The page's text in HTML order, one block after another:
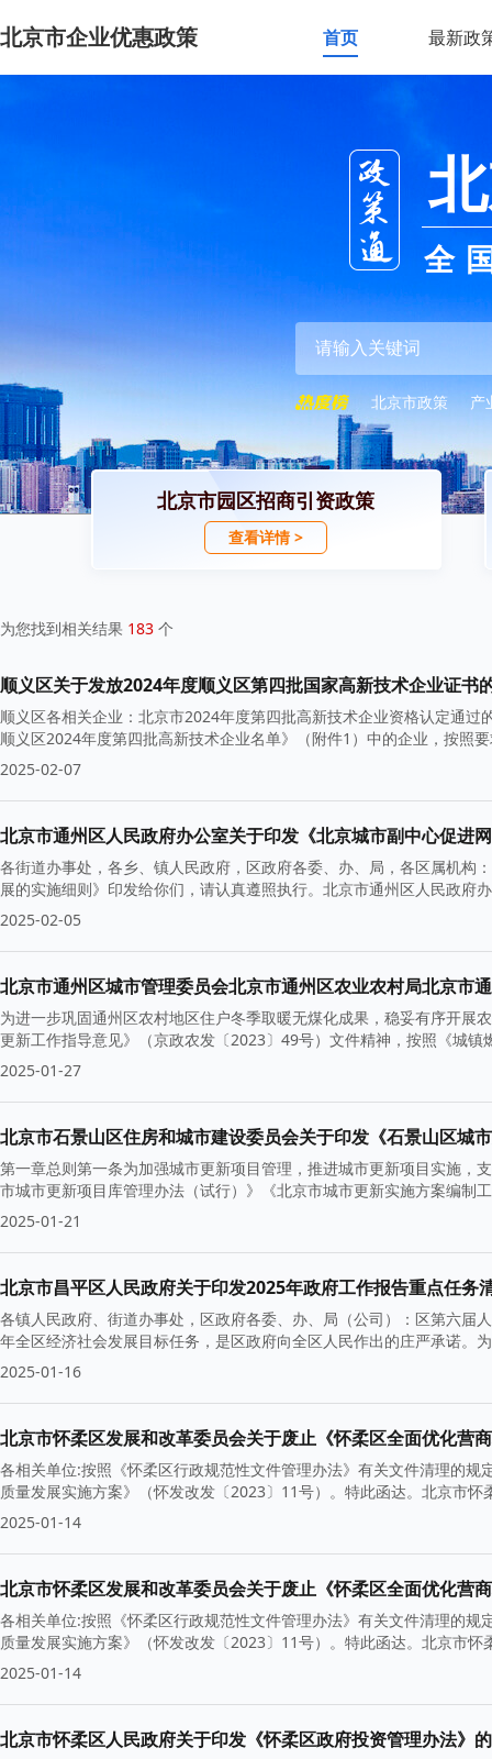
北京市企业优惠政策 首页 最新政
全
北京市政策 产
北京市园区招商引资政策
查看详情 >
为您找到相关结果 183 个
顺义区关于发放2024年度顺义区第四批国家高新技术企业证书
顺义区各相关企业：北京市2024年度第四批高新技术企业资格认定通
顺义区2024年度第四批高新技术企业名单》（附件1）中的企业，按照
2025-02-07
北京市通州区人民政府办公室关于印发《北京城市副中心促进
各街道办事处，各乡、镇人民政府，区政府各委、办、局，各区属机构
展的实施细则》印发给你们，请认真遵照执行。北京市通州区人民政府
2025-02-05
为进一步巩固通州区农村地区住户冬季取暖无煤化成果，稳妥有序开展
更新工作指导意见》（京政农发〔2023〕49号）文件精神，按照《城
2025-01-27
北京市石景山区住房和城市建设委员会关于印发《石景山区城
第一章总则第一条为加强城市更新项目管理，推进城市更新项目实施，
市城市更新项目库管理办法（试行）》《北京市城市更新实施方案编制
2025-01-21
北京市昌平区人民政府关于印发2025年政府工作报告重点任务
各镇人民政府、街道办事处，区政府各委、办、局（公司）：区第六届
年全区经济社会发展目标任务，是区政府向全区人民作出的庄严承诺。
2025-01-16
北京市怀柔区发展和改革委员会关于废止《怀柔区全面优化营
各相关单位:按照《怀柔区行政规范性文件管理办法》有关文件清理的
质量发展实施方案》（怀发改发〔2023〕11号）。特此函达。北京市
2025-01-14
北京市怀柔区发展和改革委员会关于废止《怀柔区全面优化营
各相关单位:按照《怀柔区行政规范性文件管理办法》有关文件清理的
质量发展实施方案》（怀发改发〔2023〕11号）。特此函达。北京市
2025-01-14
北京市怀柔区人民政府关于印发《怀柔区政府投资管理办法》